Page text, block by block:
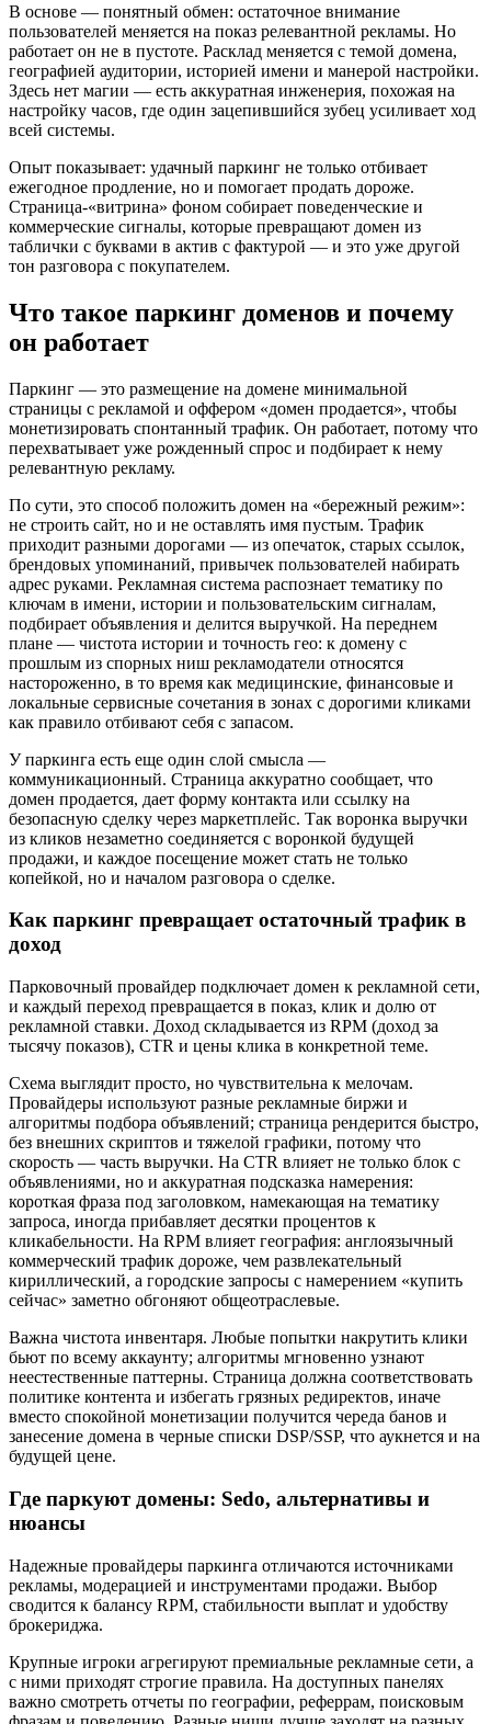
В основе — понятный обмен: остаточное внимание
пользователей меняется на показ релевантной рекламы. Но
работает он не в пустоте. Расклад меняется с темой домена,
географией аудитории, историей имени и манерой настройки.
Здесь нет магии — есть аккуратная инженерия, похожая на
настройку часов, где один зацепившийся зубец усиливает ход
всей системы.
Опыт показывает: удачный паркинг не только отбивает
ежегодное продление, но и помогает продать дороже.
Страница-«витрина» фоном собирает поведенческие и
коммерческие сигналы, которые превращают домен из
таблички с буквами в актив с фактурой — и это уже другой
тон разговора с покупателем.
Что такое паркинг доменов и почему
он работает
Паркинг — это размещение на домене минимальной
страницы с рекламой и оффером «домен продается», чтобы
монетизировать спонтанный трафик. Он работает, потому что
перехватывает уже рожденный спрос и подбирает к нему
релевантную рекламу.
По сути, это способ положить домен на «бережный режим»:
не строить сайт, но и не оставлять имя пустым. Трафик
приходит разными дорогами — из опечаток, старых ссылок,
брендовых упоминаний, привычек пользователей набирать
адрес руками. Рекламная система распознает тематику по
ключам в имени, истории и пользовательским сигналам,
подбирает объявления и делится выручкой. На переднем
плане — чистота истории и точность гео: к домену с
прошлым из спорных ниш рекламодатели относятся
настороженно, в то время как медицинские, финансовые и
локальные сервисные сочетания в зонах с дорогими кликами
как правило отбивают себя с запасом.
У паркинга есть еще один слой смысла —
коммуникационный. Страница аккуратно сообщает, что
домен продается, дает форму контакта или ссылку на
безопасную сделку через маркетплейс. Так воронка выручки
из кликов незаметно соединяется с воронкой будущей
продажи, и каждое посещение может стать не только
копейкой, но и началом разговора о сделке.
Как паркинг превращает остаточный трафик в
доход
Парковочный провайдер подключает домен к рекламной сети,
и каждый переход превращается в показ, клик и долю от
рекламной ставки. Доход складывается из RPM (доход за
тысячу показов), CTR и цены клика в конкретной теме.
Схема выглядит просто, но чувствительна к мелочам.
Провайдеры используют разные рекламные биржи и
алгоритмы подбора объявлений; страница рендерится быстро,
без внешних скриптов и тяжелой графики, потому что
скорость — часть выручки. На CTR влияет не только блок с
объявлениями, но и аккуратная подсказка намерения:
короткая фраза под заголовком, намекающая на тематику
запроса, иногда прибавляет десятки процентов к
кликабельности. На RPM влияет география: англоязычный
коммерческий трафик дороже, чем развлекательный
кириллический, а городские запросы с намерением «купить
сейчас» заметно обгоняют общеотраслевые.
Важна чистота инвентаря. Любые попытки накрутить клики
бьют по всему аккаунту; алгоритмы мгновенно узнают
неестественные паттерны. Страница должна соответствовать
политике контента и избегать грязных редиректов, иначе
вместо спокойной монетизации получится череда банов и
занесение домена в черные списки DSP/SSP, что аукнется и на
будущей цене.
Где паркуют домены: Sedo, альтернативы и
нюансы
Надежные провайдеры паркинга отличаются источниками
рекламы, модерацией и инструментами продажи. Выбор
сводится к балансу RPM, стабильности выплат и удобству
брокериджа.
Крупные игроки агрегируют премиальные рекламные сети, а
с ними приходят строгие правила. На доступных панелях
важно смотреть отчеты по географии, реферрам, поисковым